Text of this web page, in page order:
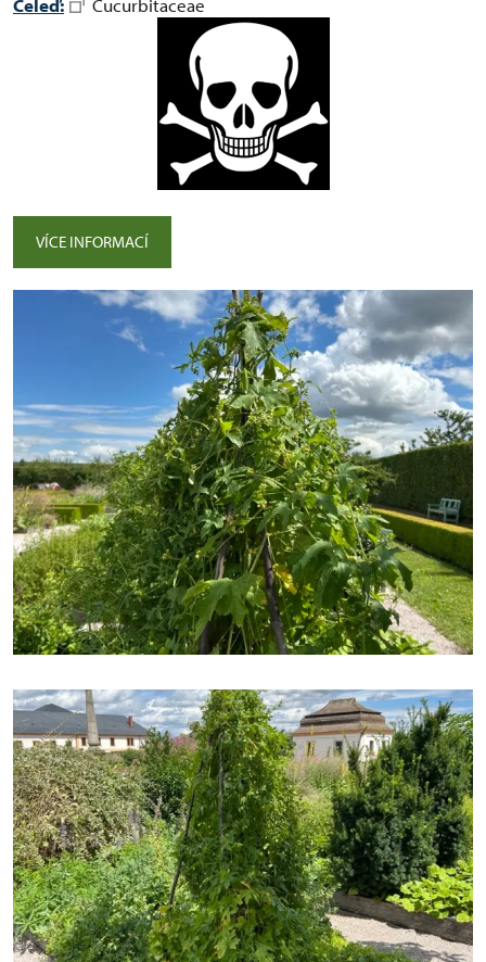
Čeleď: Cucurbitaceae
VÍCE INFORMACÍ